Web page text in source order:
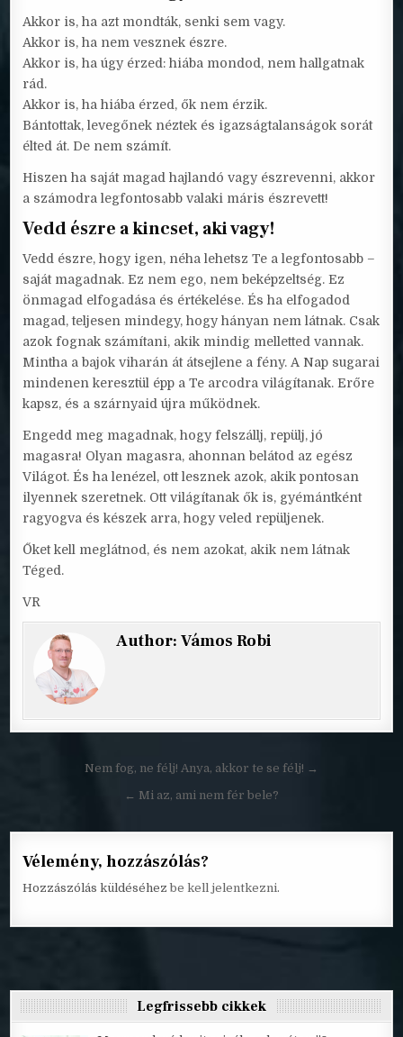
Akkor is, ha azt mondták, senki sem vagy.
Akkor is, ha nem vesznek észre.
Akkor is, ha úgy érzed: hiába mondod, nem hallgatnak
rád.
Akkor is, ha hiába érzed, ők nem érzik.
Bántottak, levegőnek néztek és igazságtalanságok sorát
élted át. De nem számít.
Hiszen ha saját magad hajlandó vagy észrevenni, akkor
a számodra legfontosabb valaki máris észrevett!
Vedd észre a kincset, aki vagy!
Vedd észre, hogy igen, néha lehetsz Te a legfontosabb –
saját magadnak. Ez nem ego, nem beképzeltség. Ez
önmagad elfogadása és értékelése. És ha elfogadod
magad, teljesen mindegy, hogy hányan nem látnak. Csak
azok fognak számítani, akik mindig melletted vannak.
Mintha a bajok viharán át átsejlene a fény. A Nap sugarai
mindenen keresztül épp a Te arcodra világítanak. Erőre
kapsz, és a szárnyaid újra működnek.
Engedd meg magadnak, hogy felszállj, repülj, jó
magasra! Olyan magasra, ahonnan belátod az egész
Világot. És ha lenézel, ott lesznek azok, akik pontosan
ilyennek szeretnek. Ott világítanak ők is, gyémántként
ragyogva és készek arra, hogy veled repüljenek.
Őket kell meglátnod, és nem azokat, akik nem látnak
Téged.
VR
Author:Vámos Robi
BejegyzésNem fog, ne félj! Anya, akkor te se félj! →
← Mi az, ami nem fér bele?
Vélemény, hozzászólás?
Hozzászólás küldéséhezbe kell jelentkezni.
Legfrissebb cikkek